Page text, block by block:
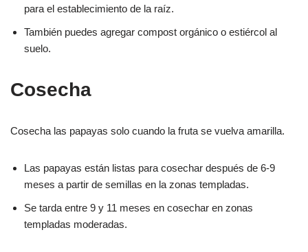
para el establecimiento de la raíz.
También puedes agregar compost orgánico o estiércol al
suelo.
Cosecha
Cosecha las papayas solo cuando la fruta se vuelva amarilla.
Las papayas están listas para cosechar después de 6-9
meses a partir de semillas en la zonas templadas.
Se tarda entre 9 y 11 meses en cosechar en zonas
templadas moderadas.